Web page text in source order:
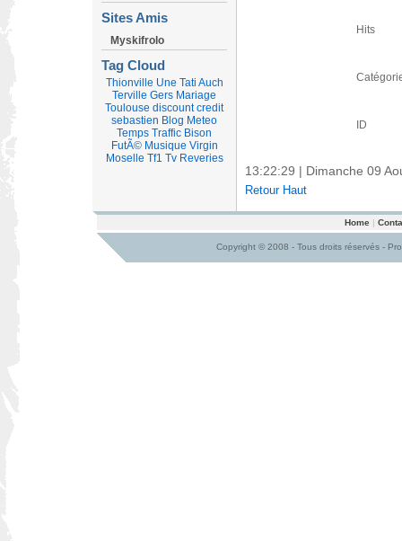
Sites Amis
Myskifrolo
Tag Cloud
Thionville Une Tati Auch
Terville Gers Mariage
Toulouse discount credit
sebastien Blog Meteo
Temps Traffic Bison
FutÃ© Musique Virgin
Moselle Tf1 Tv Reveries
Hits
ID
13:22:30 | Dimanche 09
Retour Haut
Home|
Copyright © 2008 - Tous droits réservés -